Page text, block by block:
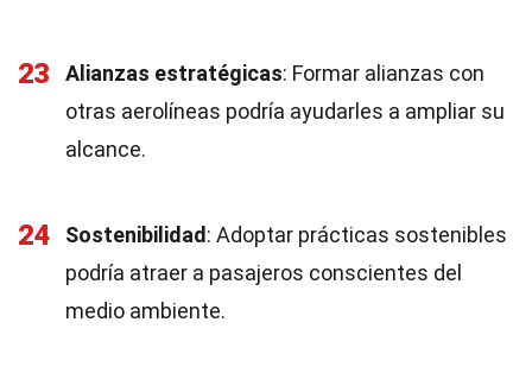
23 Alianzas estratégicas: Formar alianzas con
otras aerolíneas podría ayudarles a ampliar su
alcance.
24 Sostenibilidad : Adoptar prácticas sostenibles
podría atraer a pasajeros conscientes del
medio ambiente.